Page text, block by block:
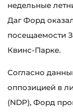
недельные
Даг Форд
посещаемости
Квинс-Парке.
Согласно
оппозицией в
(NDP), Форд